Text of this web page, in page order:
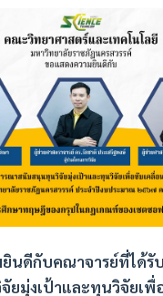
นดีกับคณาจารย์ที่ได้รั
มุ่งเป้าและทุนวิจัยเพื่